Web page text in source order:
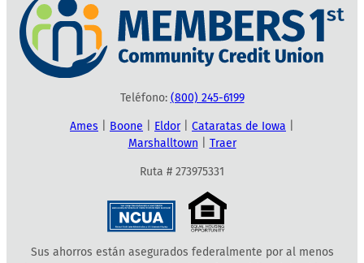
Teléfono: (800) 245-6199
Ames Boone Eldor| Cataratas de Iowa
Marshalltown
Traer
Ruta # 273975331
Sus ahorros están asegurados federalmente por al menos